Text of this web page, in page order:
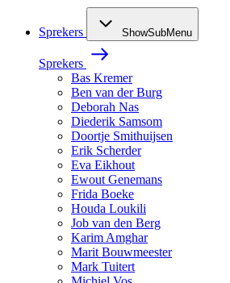
Sprekers ShowSubMenu
Sprekers
Bas Kremer
Ben van der Burg
Deborah Nas
Diederik Samsom
Doortje Smithuijsen
Erik Scherder
Eva Eikhout
Ewout Genemans
Frida Boeke
Houda Loukili
Job van den Berg
Karim Amghar
Marit Bouwmeester
Mark Tuitert